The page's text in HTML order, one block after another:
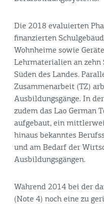
Die 2018 evaluierten
finanzierten
Wohnheime sowie
Lehrmaterialien an
Süden des Landes.
Zusammenarbeit (TZ)
Ausbildungsgänge. In
zudem das Lao German
aufgebaut, ein
hinaus bekanntes
und am Bedarf der
Ausbildungsgängen.
Während 2014 bei der
(Note 4) noch eine zu